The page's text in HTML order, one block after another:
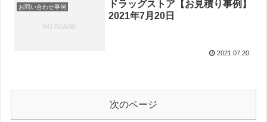
お問い合わせ事例
ドラッグストア【お見積り事例】
2021年7月20日
2021.07.20
次のページ